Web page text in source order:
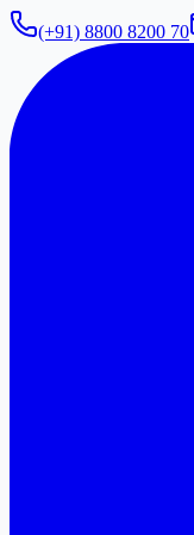
(+91) 8800 8200 70